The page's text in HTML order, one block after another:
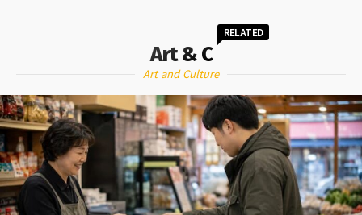
Art & C
RELATED
Art and Culture